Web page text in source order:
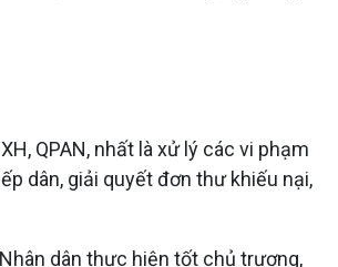
QPAN, nhất là xử lý các vi phạm
dân, giải quyết đơn thư khiếu nại,
dân thực hiện tốt chủ trương,